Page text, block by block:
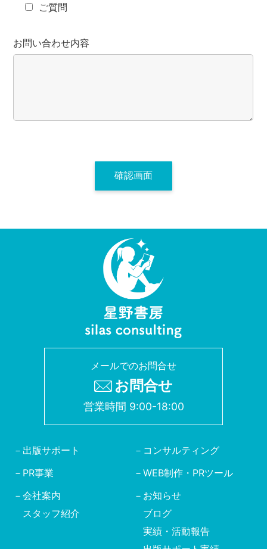
ご質問
お問い合わせ内容
メールでのお問合せ
お問合せ
営業時間 9:00-18:00
出版サポート
コンサルティング
PR事業
WEB制作・PRツール
会社案内
スタッフ紹介
お知らせ
ブログ
実績・活動報告